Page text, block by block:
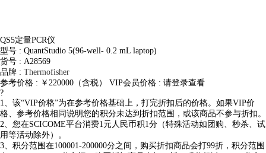
QS5定量PCR仪
型号 : QuantStudio 5(96-well- 0.2 mL laptop)
货号 : A28569
品牌 : Thermofisher
参考价格 : ￥220000（含税）
VIP会员价格 : 请登录查看
?
1、该“VIP价格”为在参考价格基础上，打完折扣后的价格。如果VIP价
格、参考价格相同说明您的积分未达到折扣范围，或该商品不参与折扣。
2、您在SCICOME平台消费1元人民币积1分（特殊活动如团购、秒杀、试
用等活动除外）。
3、积分范围在100001-200000分之间，购买折扣商品会打99折，积分范围